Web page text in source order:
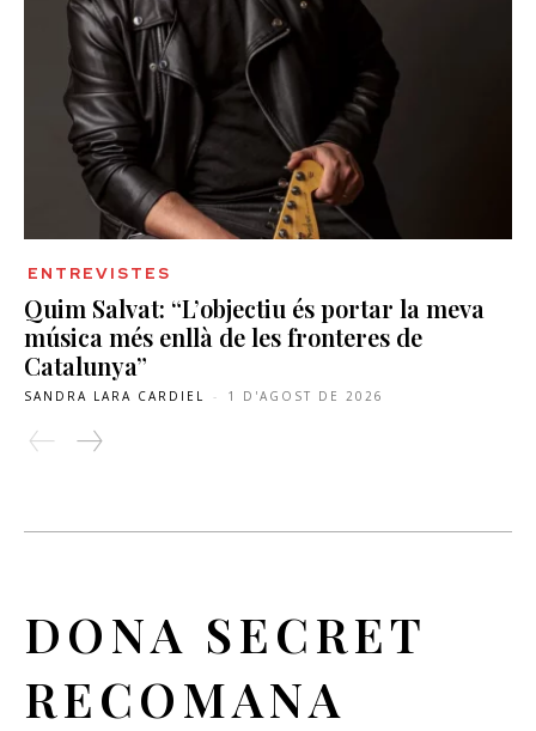
ENTREVISTES
Quim Salvat: “L’objectiu és portar la meva
música més enllà de les fronteres de
Catalunya”
SANDRA LARA CARDIEL - 1 D'AGOST DE 2026
DONA SECRET
RECOMANA